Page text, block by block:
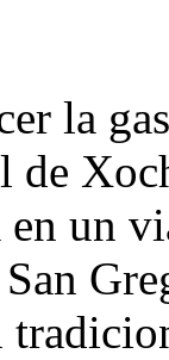
la
de
en un